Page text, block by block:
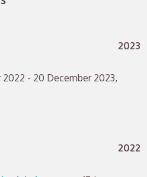
2023
2022 - 20 December 2023,
2022